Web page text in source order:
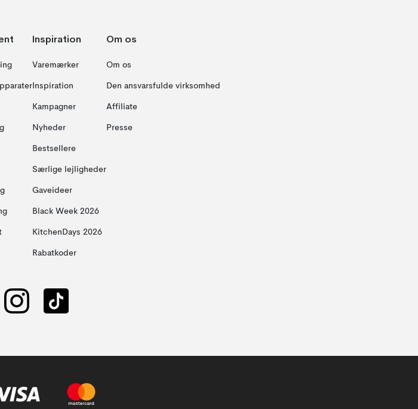
Inspiration
Varemærker
Inspiration
Kampagner
Nyheder
Bestsellere
Særlige lejligheder
Gaveideer
Black Week 2026
KitchenDays 2026
Rabatkoder
Om os
Om os
Den ansvarsfulde virksomhed
Affiliate
Presse